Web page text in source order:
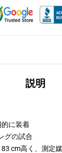
説明
に装着
グの試合
cm高く、測定